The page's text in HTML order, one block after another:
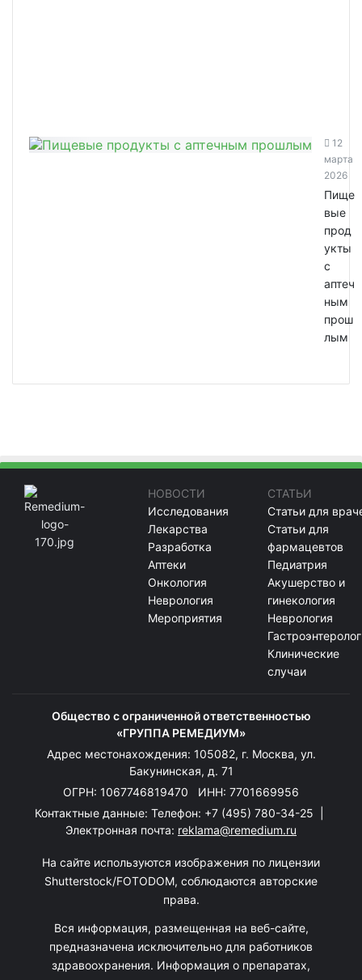
12
марта
2026
Пище
вые
прод
укты
с
аптеч
ным
прош
лым
НОВОСТИ
Исследования
Лекарства
Разработка
Аптеки
Онкология
Неврология
Мероприятия
СТАТЬИ
Статьи для
Статьи для
фармацевтов
Педиатрия
Акушерство и
гинекология
Неврология
Клинические
случаи
Общество с ограниченной ответственностью
«ГРУППА РЕМЕДИУМ»
Адрес местонахождения: 105082, г. Москва, ул.
Бакунинская, д. 71
ОГРН: 1067746819470 ИНН: 7701669956
Контактные данные: Телефон: +7 (495) 780-34-25
Электронная почта: reklama@remedium.ru
На сайте используются изображения по лицензии
Shutterstock/FOTODOM, соблюдаются авторские
права.
Вся информация, размещенная на веб-сайте,
предназначена исключительно для работников
здравоохранения. Информация о препаратах,